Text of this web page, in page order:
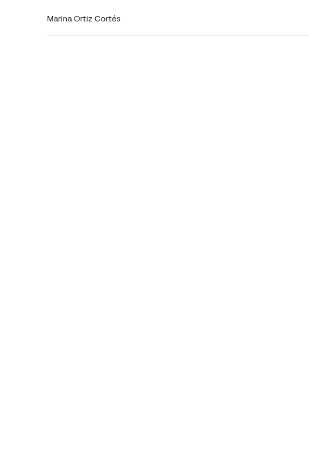
Marina Ortiz Cortés